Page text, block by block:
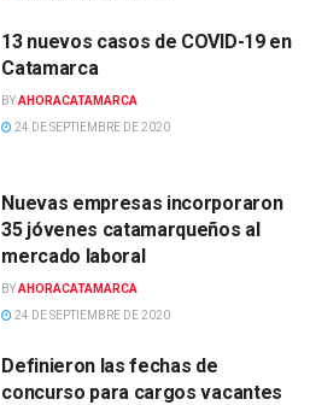
13 nuevos casos de COVID-19 en
Catamarca
BYAHORACATAMARCA
24 DE SEPTIEMBRE DE 2020
Nuevas empresas incorporaron
35 jóvenes catamarqueños al
mercado laboral
BYAHORACATAMARCA
24 DE SEPTIEMBRE DE 2020
Definieron las fechas de
concurso para cargos vacantes